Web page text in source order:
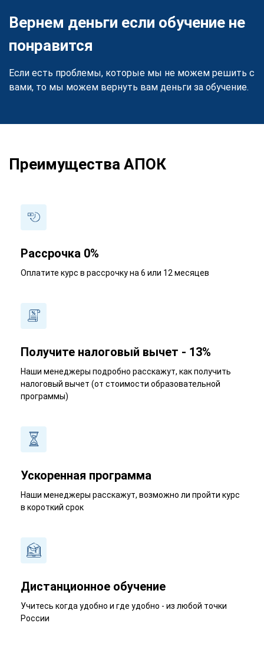
Вернем деньги если обучение не
понравится
Если есть проблемы, которые мы не можем решить с
вами, то мы можем вернуть вам деньги за обучение.
Преимущества АПОК
Рассрочка 0%
Оплатите курс в рассрочку на 6 или 12 месяцев
Получите налоговый вычет - 13%
Наши менеджеры подробно расскажут, как получить
налоговый вычет (от стоимости образовательной
программы)
Ускоренная программа
Наши менеджеры расскажут, возможно ли пройти курс
в короткий срок
Дистанционное обучение
Учитесь когда удобно и где удобно - из любой точки
России